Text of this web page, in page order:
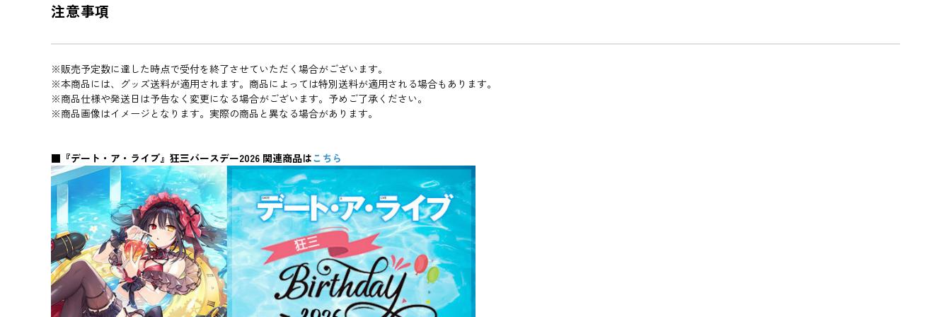
注意事項
※販売予定数に達した時点で受付を終了させていただく場合がございます。
※本商品には、グッズ送料が適用されます。商品によっては特別送料が適用される場合もあります。
※商品仕様や発送日は予告なく変更になる場合がございます。予めご了承ください。
※商品画像はイメージとなります。実際の商品と異なる場合があります。
■『デート・ア・ライブ』狂三バースデー2026 関連商品はこちら